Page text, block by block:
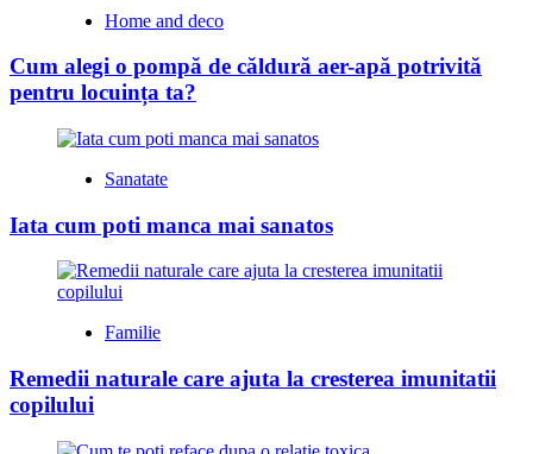
Home and deco
Cum alegi o pompă de căldură aer-apă potrivită
pentru locuința ta?
Sanatate
Iata cum poti manca mai sanatos
Familie
Remedii naturale care ajuta la cresterea imunitatii
copilului